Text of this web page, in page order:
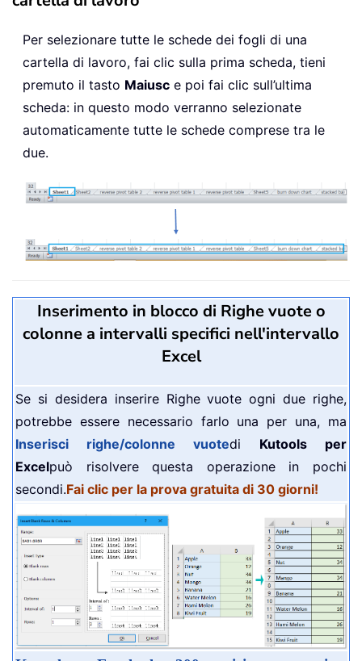
Per selezionare tutte le schede dei fogli di una
cartella di lavoro, fai clic sulla prima scheda, tieni
premuto il tasto Maiusc e poi fai clic sull’ultima
scheda: in questo modo verranno selezionate
automaticamente tutte le schede comprese tra le
due.
Inserimento in blocco di Righe vuote o
colonne a intervalli specifici nell'intervallo
Excel
Se si desidera inserire Righe vuote ogni due righe,
potrebbe essere necessario farlo una per una, ma
Inserisci righe/colonne vuotedi Kutools per
Excelpuò risolvere questa operazione in pochi
secondi.Fai clic per la prova gratuita di 30 giorni!